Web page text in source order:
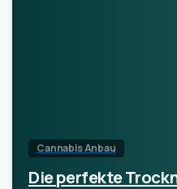
Cannabis Anbau
Die perfekte